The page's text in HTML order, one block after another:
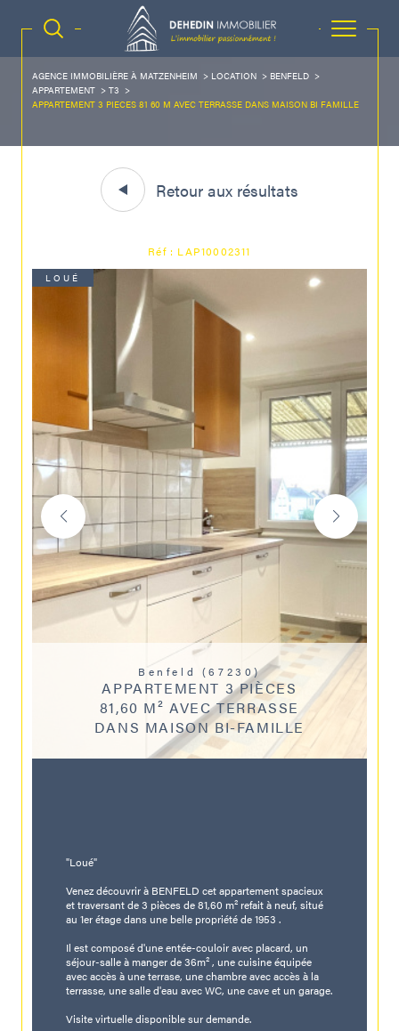
AGENCE IMMOBILIÈRE À MATZENHEIM LOCATION
BENFELD
APPARTEMENT
T3
APPARTEMENT 3 PIECES 81 60 M AVEC TERRASSE DANS MAISON BI FAMILLE
Retour aux résultats
Réf : LAP10002311
LOUÉ
Benfeld (67230)
APPARTEMENT 3 PIÈCES
81,60 M² AVEC TERRASSE
DANS MAISON BI-FAMILLE
"Loué"
Venez découvrir à BENFELD cet appartement spacieux
et traversant de 3 pièces de 81,60 m² refait à neuf, situé
au 1er étage dans une belle propriété de 1953 .
Il est composé d'une entée-couloir avec placard, un
séjour-salle à manger de 36m² , une cuisine équipée
avec accès à une terrase, une chambre avec accès à la
terrasse, une salle d'eau avec WC, une cave et un garage.
Visite virtuelle disponible sur demande.